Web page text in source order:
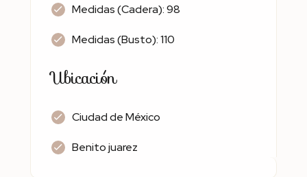
Medidas (Cadera): 98
Medidas (Busto): 110
Ubicación
Ciudad de México
Benito juarez